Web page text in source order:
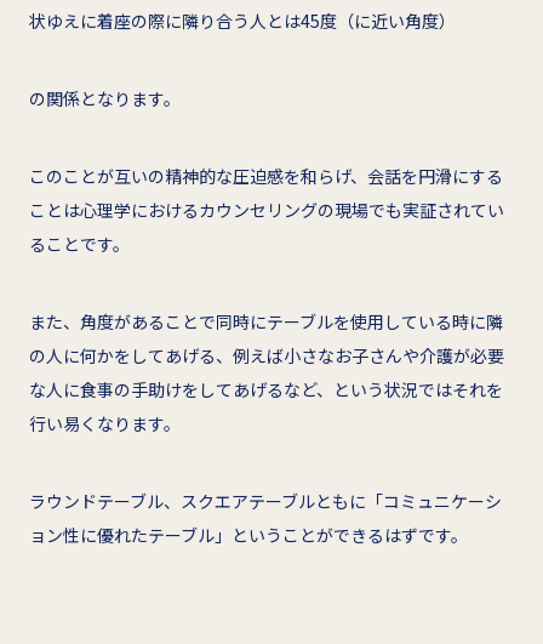
状ゆえに着座の際に隣り合う人とは45度（に近い角度）
の関係となります。
このことが互いの精神的な圧迫感を和らげ、会話を円滑にする
ことは心理学におけるカウンセリングの現場でも実証されてい
ることです。
また、角度があることで同時にテーブルを使用している時に隣
の人に何かをしてあげる、例えば小さなお子さんや介護が必要
な人に食事の手助けをしてあげるなど、という状況ではそれを
行い易くなります。
ラウンドテーブル、スクエアテーブルともに「コミュニケーシ
ョン性に優れたテーブル」ということができるはずです。